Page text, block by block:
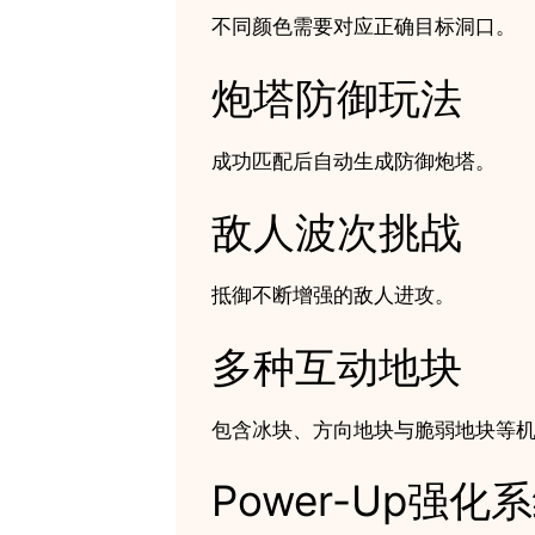
不同颜色需要对应正确目标洞口。
炮塔防御玩法
成功匹配后自动生成防御炮塔。
敌人波次挑战
抵御不断增强的敌人进攻。
多种互动地块
包含冰块、方向地块与脆弱地块等机
Power-Up强化